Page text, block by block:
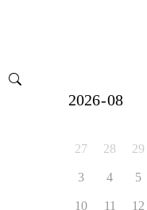
27 28 29
3 4 5
10 11 12